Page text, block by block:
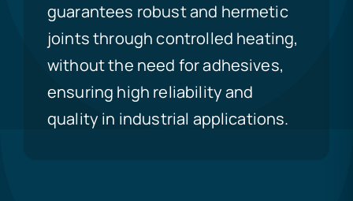
guarantees robust and hermetic
joints through controlled heating,
without the need for adhesives,
ensuring high reliability and
quality in industrial applications.